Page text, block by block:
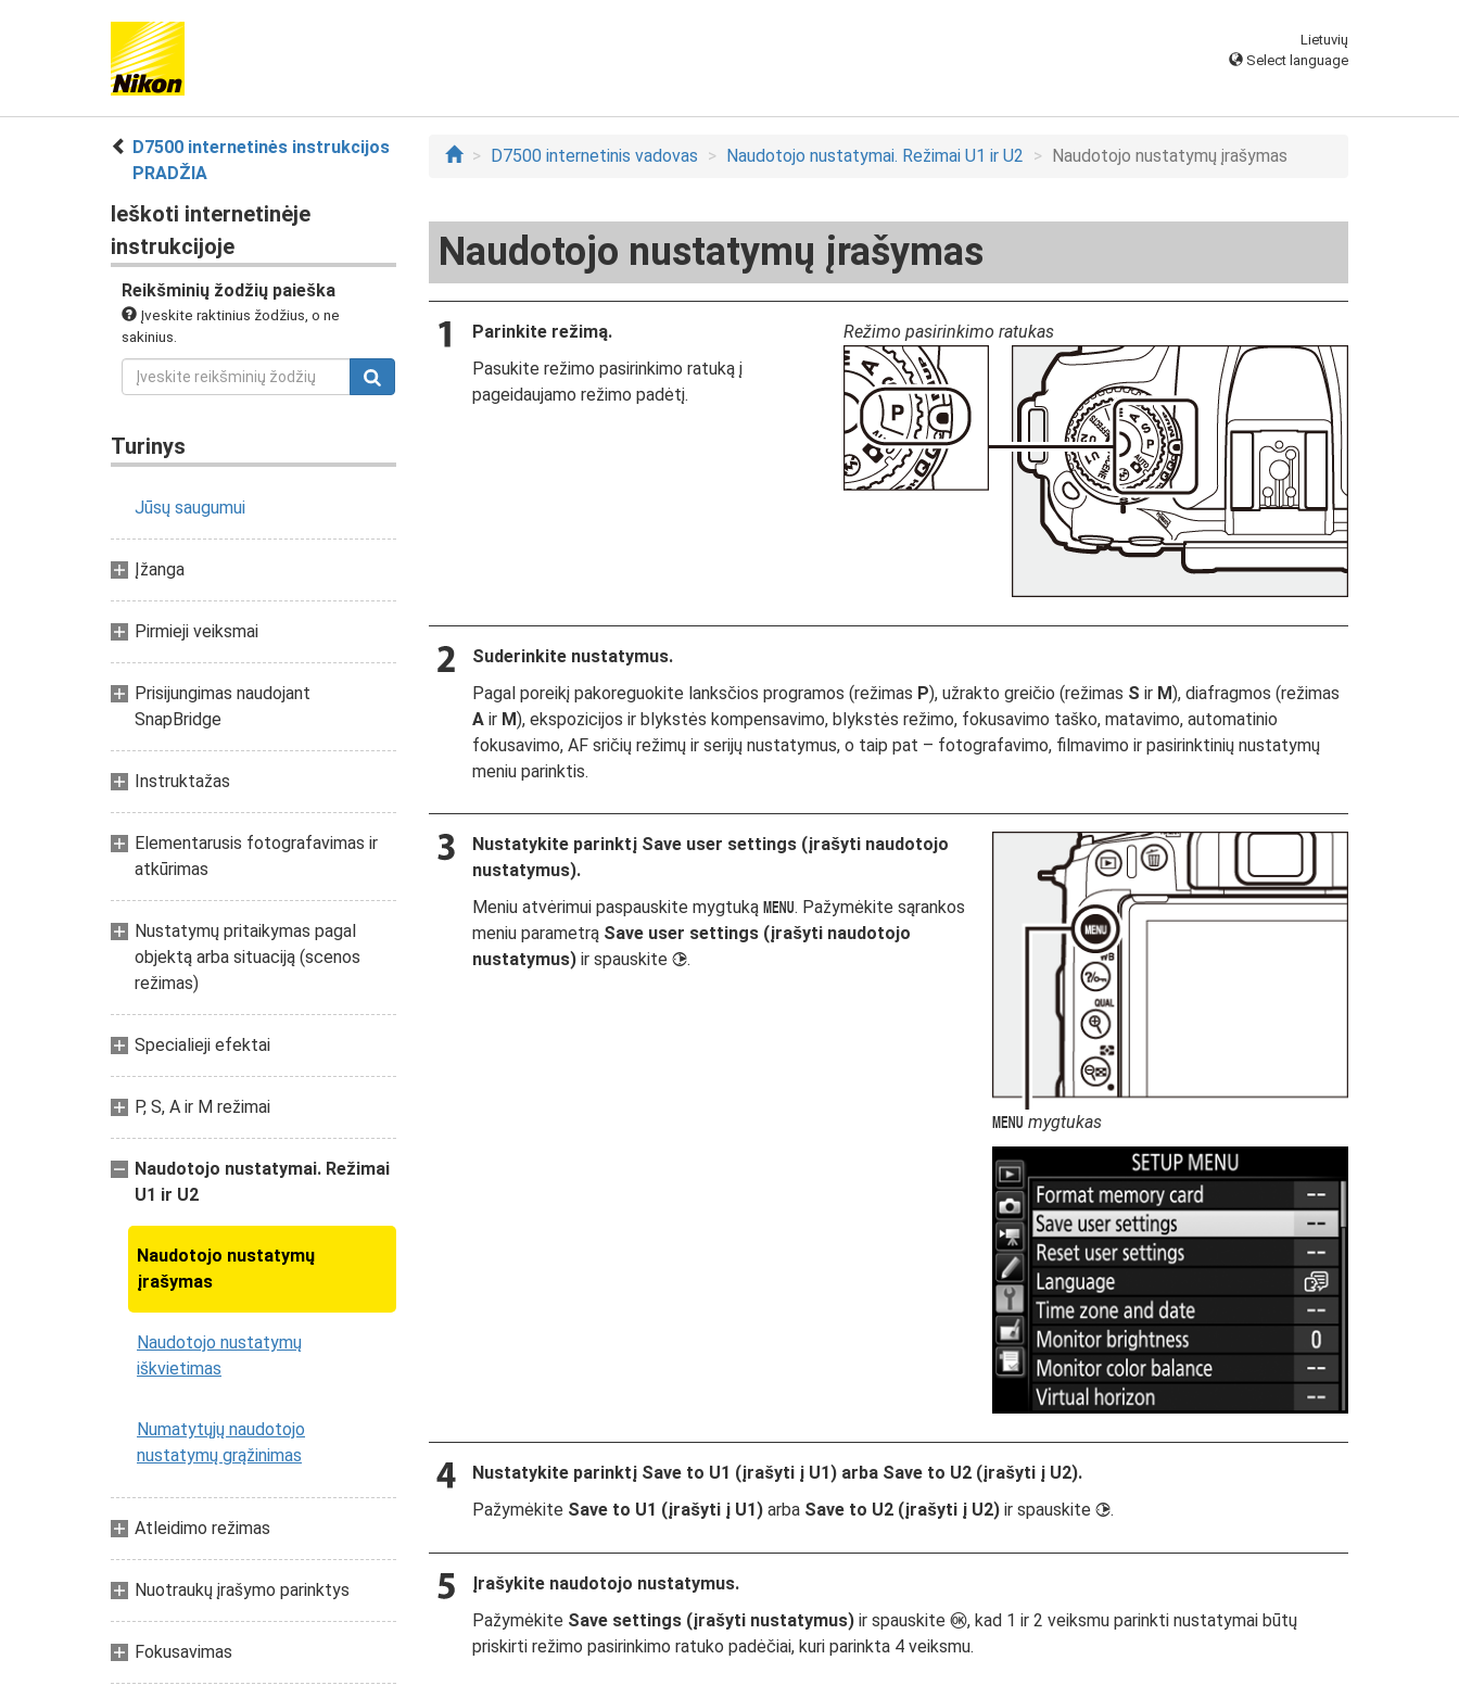
Lietuvių
Select language
D7500 internetinės instrukcijos
PRADŽIA
Ieškoti internetinėje
instrukcijoje
Reikšminių žodžių paieška
Įveskite raktinius žodžius, o ne
sakinius.
Turinys
Jūsų saugumui
Įžanga
Pirmieji veiksmai
Prisijungimas naudojant
SnapBridge
Instruktažas
Elementarusis fotografavimas ir
atkūrimas
Nustatymų pritaikymas pagal
objektą arba situaciją (scenos
režimas)
Specialieji efektai
P, S, A ir M režimai
Naudotojo nustatymai. Režimai
U1 ir U2
Naudotojo nustatymų
įrašymas
Naudotojo nustatymų
iškvietimas
Numatytųjų naudotojo
nustatymų grąžinimas
Atleidimo režimas
Nuotraukų įrašymo parinktys
Fokusavimas
D7500 internetinis vadovas Naudotojo nustatymai. Režimai U1 ir U2 Naudotojo nustatymų įrašymas
Naudotojo nustatymų įrašymas
Parinkite režimą.
Pasukite režimo pasirinkimo ratuką į
pageidaujamo režimo padėtį.
Režimo pasirinkimo ratukas
Suderinkite nustatymus.
Pagal poreikį pakoreguokite lanksčios programos (režimas P), užrakto greičio (režimas S ir M), diafragmos (režimas
Air M), ekspozicijos ir blykstės kompensavimo, blykstės režimo, fokusavimo taško, matavimo, automatinio
fokusavimo, AF sričių režimų ir serijų nustatymus, o taip pat – fotografavimo, filmavimo ir pasirinktinių nustatymų
meniu parinktis.
Nustatykite parinktį Save user settings (įrašyti naudotojo
nustatymus).
Meniu atvėrimui paspauskite mygtuką G. Pažymėkite sąrankos
meniu parametrą Save user settings (įrašyti naudotojo
nustatymus)ir spauskite 2.
G mygtukas
Nustatykite parinktį Save to U1 (įrašyti į U1)arba Save to U2 (įrašyti į U2).
Pažymėkite Save to U1 (įrašyti į U1)arba Save to U2 (įrašyti į U2)ir spauskite 2.
Įrašykite naudotojo nustatymus.
Pažymėkite Save settings (įrašyti nustatymus)ir spauskite J, kad 1 ir 2 veiksmu parinkti nustatymai būtų
priskirti režimo pasirinkimo ratuko padėčiai, kuri parinkta 4 veiksmu.